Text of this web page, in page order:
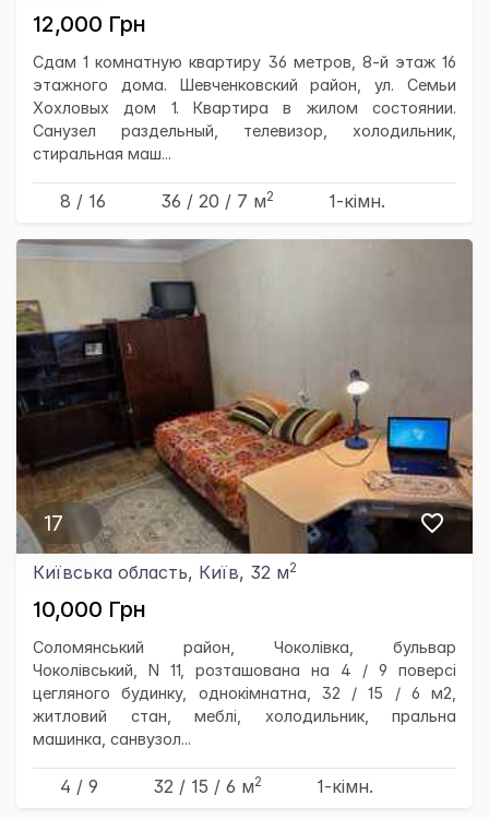
12,000 Грн
Сдам 1 комнатную квартиру 36 метров, 8-й этаж 16
этажного дома. Шевченковский район, ул. Семьи
Хохловых дом 1. Квартира в жилом состоянии.
Санузел раздельный, телевизор, холодильник,
стиральная маш...
8 / 16 36 / 20 / 7 м2 1-кімн.
17
Київська область, Київ, 32 м2
10,000 Грн
Соломянський район, Чоколівка, бульвар
Чоколівський, N 11, розташована на 4 / 9 поверсі
цегляного будинку, однокімнатна, 32 / 15 / 6 м2,
житловий стан, меблі, холодильник, пральна
машинка, санвузол...
4 / 9 32 / 15 / 6 м2 1-кімн.